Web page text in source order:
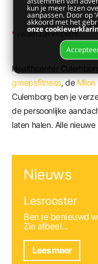
* velden zijn verplicht.
Healthcenter
groepsfitness, de Milon
Culemborg ben je
de persoonlijke
laten halen. Alle
Nieuws
Lesrooster
Ben je benieuwd
Zie afbeel...
Lees meer
kun je meer lezen
aanpassen. Door op
akkoord met het
onze